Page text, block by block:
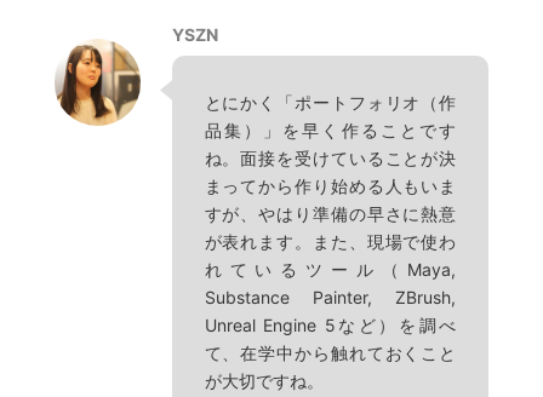
YSZN
とにかく「ポートフォリオ（作
品集）」を早く作ることです
ね。面接を受けていることが決
まってから作り始める人もいま
すが、やはり準備の早さに熱意
が表れます。また、現場で使わ
れているツール（Maya,
Substance Painter, ZBrush,
Unreal Engine 5など）を調べ
て、在学中から触れておくこと
が大切ですね。